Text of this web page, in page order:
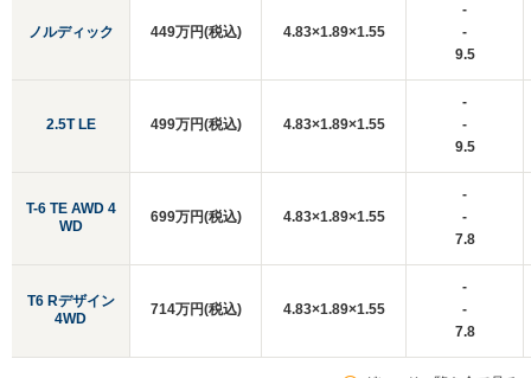
ノルディック
2.5T LE
T-6 TE AWD 4
WD
T6 Rデザイン
4WD
449万円(税込) 4.83×1.89×1.55
-
-
9.5
499万円(税込) 4.83×1.89×1.55
-
-
9.5
699万円(税込) 4.83×1.89×1.55
-
-
7.8
714万円(税込) 4.83×1.89×1.55
-
-
7.8